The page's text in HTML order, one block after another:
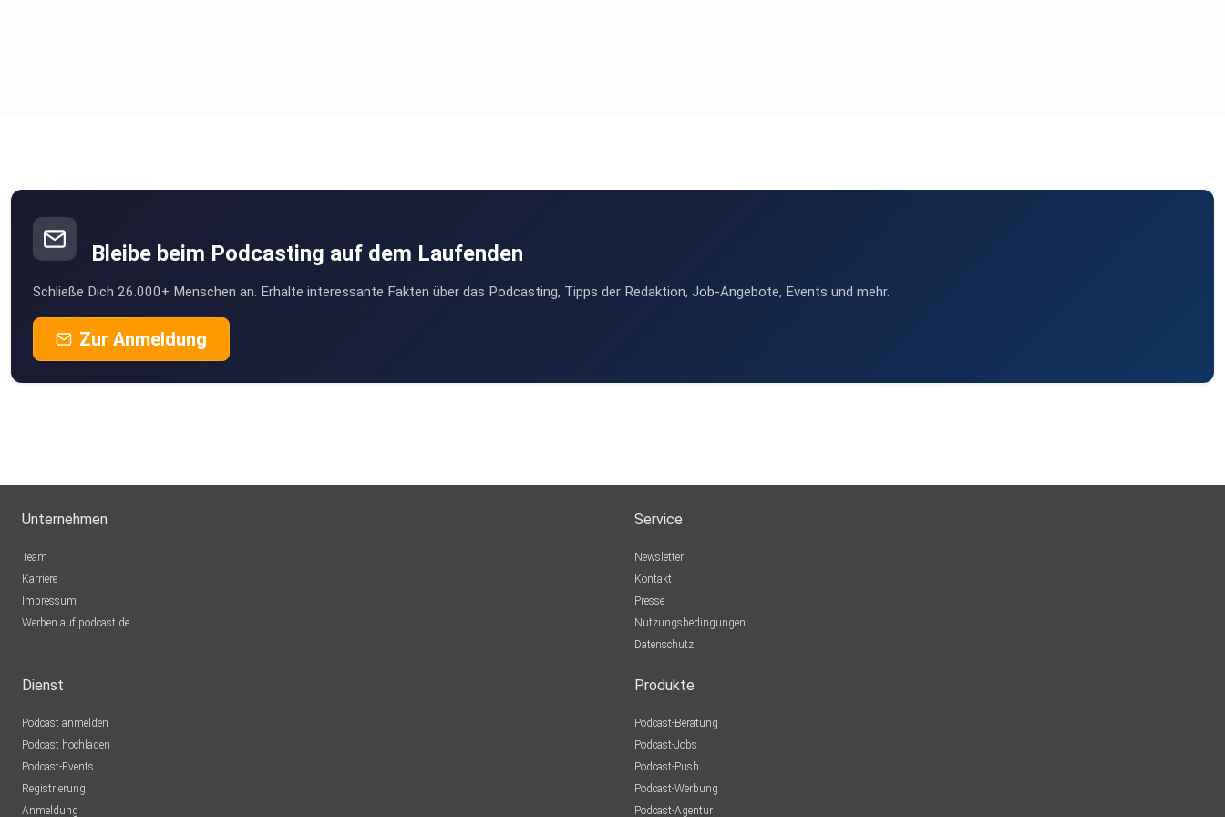
Bleibe beim Podcasting auf dem Laufenden
Schließe Dich 26.000+ Menschen an. Erhalte interessante Fakten über das Podcasting, Tipps der Redaktion, Job-Angebote, Events und mehr.
Zur Anmeldung
Unternehmen
Team
Karriere
Impressum
Werben auf podcast.de
Service
Newsletter
Kontakt
Presse
Nutzungsbedingungen
Datenschutz
Dienst
Podcast anmelden
Podcast hochladen
Podcast-Events
Registrierung
Anmeldung
Produkte
Podcast-Beratung
Podcast-Jobs
Podcast-Push
Podcast-Werbung
Podcast-Agentur